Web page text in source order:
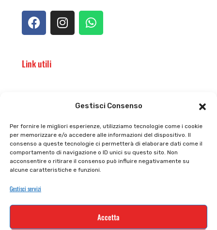
Gestisci Consenso
Per fornire le migliori esperienze, utilizziamo tecnologie come i cookie
per memorizzare e/o accedere alle informazioni del dispositivo. Il
consenso a queste tecnologie ci permetterà di elaborare dati come il
comportamento di navigazione o ID unici su questo sito. Non
acconsentire o ritirare il consenso può influire negativamente su
alcune caratteristiche e funzioni.
Gestisci servizi
Accetta
Link utili
Privacy policy
Cookie policy
Tutti prodotti
Termini e condizioni